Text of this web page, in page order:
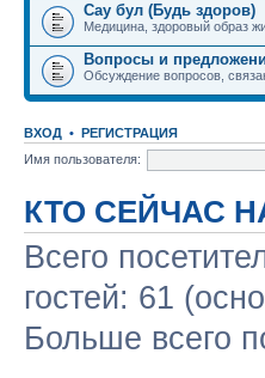
Сау бул (Будь здоров)
Медицина, здоровый образ
Вопросы и
Обсуждение вопросов,
ВХОД • РЕГИСТРАЦИЯ
Имя пользователя:
КТО СЕЙЧАС
Всего
гостей: 61
Больше всего